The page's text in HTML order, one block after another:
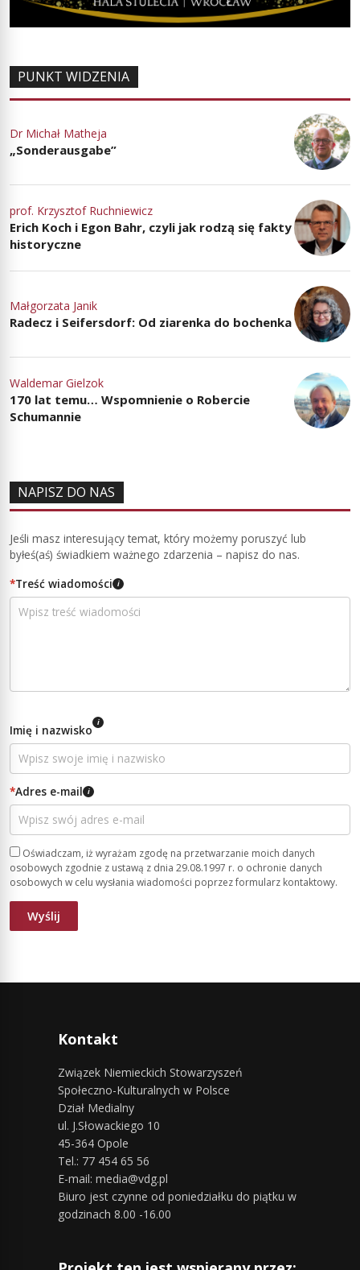
PUNKT WIDZENIA
Dr Michał Matheja
„Sonderausgabe”
prof. Krzysztof Ruchniewicz
Erich Koch i Egon Bahr, czyli jak rodzą się fakty
historyczne
Małgorzata Janik
Radecz i Seifersdorf: Od ziarenka do bochenka
Waldemar Gielzok
170 lat temu… Wspomnienie o Robercie
Schumannie
NAPISZ DO NAS
Jeśli masz interesujący temat, który możemy poruszyć lub
byłeś(aś) świadkiem ważnego zdarzenia – napisz do nas.
*Treść wiadomości i
Imię i nazwisko i
*Adres e-mail i
Oświadczam, iż wyrażam zgodę na przetwarzanie moich danych
osobowych zgodnie z ustawą z dnia 29.08.1997 r. o ochronie danych
osobowych w celu wysłania wiadomości poprzez formularz kontaktowy.
Kontakt
Związek Niemieckich Stowarzyszeń
Społeczno-Kulturalnych w Polsce
Dział Medialny
ul. J.Słowackiego 10
45-364 Opole
Tel.: 77 454 65 56
E-mail: media@vdg.pl
Biuro jest czynne od poniedziałku do piątku w
godzinach 8.00 -16.00